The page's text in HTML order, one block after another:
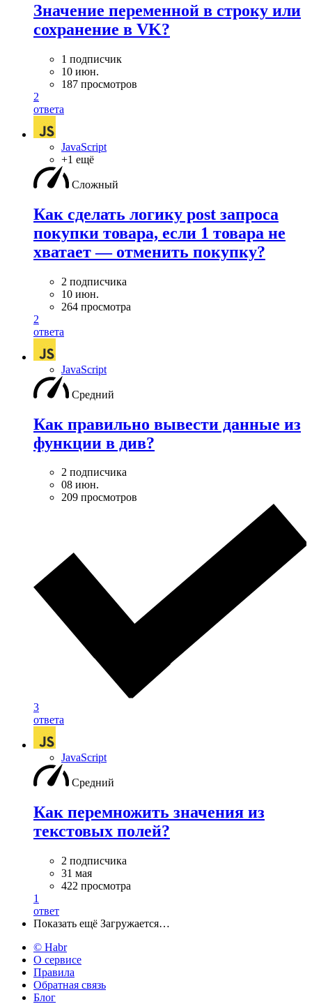
Значение переменной в строку или
сохранение в VK?
1 подписчик
10 июн.
187 просмотров
2
ответа
JavaScript
+1 ещё
Сложный
Как сделать логику post запроса
покупки товара, если 1 товара не
хватает — отменить покупку?
2 подписчика
10 июн.
264 просмотра
2
ответа
JavaScript
Средний
Как правильно вывести данные из
функции в див?
2 подписчика
08 июн.
209 просмотров
3
ответа
JavaScript
Средний
Как перемножить значения из
текстовых полей?
2 подписчика
31 мая
422 просмотра
1
ответ
Показать ещё Загружается…
© Habr
О сервисе
Правила
Обратная связь
Блог